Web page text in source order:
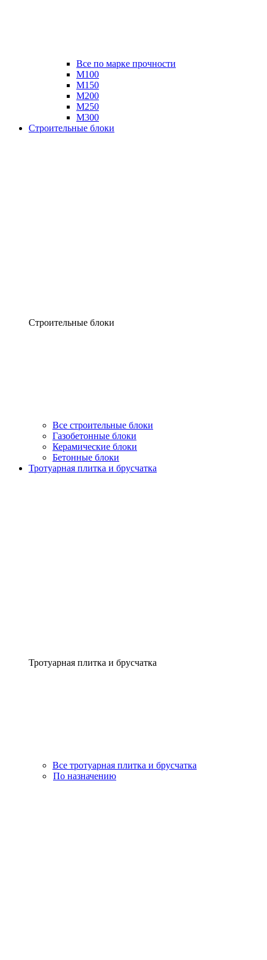
Все по марке прочности
М100
М150
М200
М250
М300
Строительные блоки
Строительные блоки
Все строительные блоки
Газобетонные блоки
Керамические блоки
Бетонные блоки
Тротуарная плитка и брусчатка
Тротуарная плитка и брусчатка
Все тротуарная плитка и брусчатка
По назначению